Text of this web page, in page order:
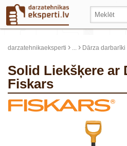
darzatehnikaeksperti › ... › Dārza darbarīki
Solid Liekšķere ar D tipa rokturi,
Fiskars